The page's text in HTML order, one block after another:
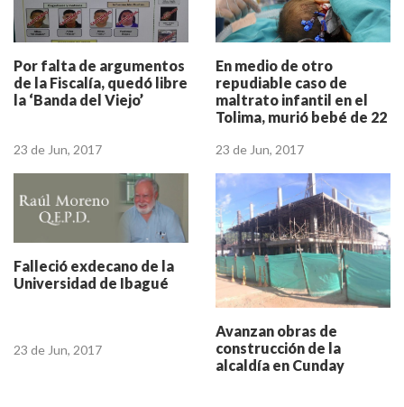
Por falta de argumentos
de la Fiscalía, quedó libre
la ‘Banda del Viejo’
23 de Jun, 2017
En medio de otro
repudiable caso de
maltrato infantil en el
Tolima, murió bebé de 22
23 de Jun, 2017
Falleció exdecano de la
Universidad de Ibagué
23 de Jun, 2017
Avanzan obras de
construcción de la
alcaldía en Cunday